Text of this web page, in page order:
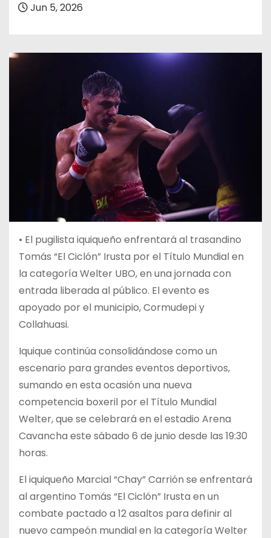
Jun 5, 2026
• El pugilista iquiqueño enfrentará al trasandino
Tomás “El Ciclón” Irusta por el Título Mundial en
la categoría Welter UBO, en una jornada con
entrada liberada al público. El evento es
apoyado por el municipio, Cormudepi y
Collahuasi.
Iquique continúa consolidándose como un
escenario para grandes eventos deportivos,
sumando en esta ocasión una nueva
competencia boxeril por el Título Mundial
Welter, que se celebrará en el estadio Arena
Cavancha este sábado 6 de junio desde las 19:30
horas.
El iquiqueño Marcial “Chay” Carrión se enfrentará
al argentino Tomás “El Ciclón” Irusta en un
combate pactado a 12 asaltos para definir al
nuevo campeón mundial en la categoría Welter